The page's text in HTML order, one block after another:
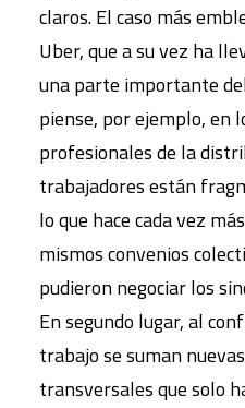
claros. El caso más
Uber, que a su vez ha
una parte importante
piense, por ejemplo, en
profesionales de la
trabajadores están
lo que hace cada vez
mismos convenios
pudieron negociar los
En segundo lugar, al
trabajo se suman
transversales que solo